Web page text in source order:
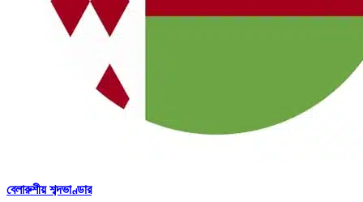
বেলারুশীয় শব্দভাণ্ডার